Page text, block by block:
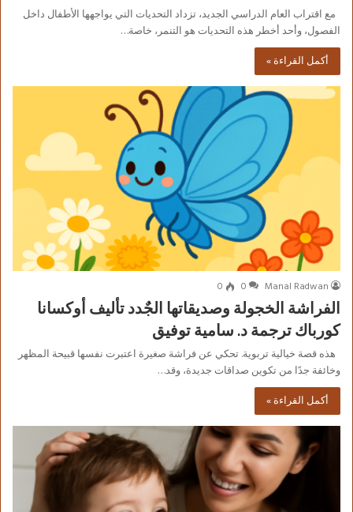
مع اقتراب العام الدراسي الجديد، تزداد التحديات التي يواجهها الأطفال داخل
الفصول، وأحد أخطر هذه التحديات هو التنمر، خاصة…
أكمل القراءة »
Manal Radwan
0
0
الفراشة الخجولة وصديقاتها الجٌدد تأليف أوكسانا
كورباك ترجمة د. سامية توفيق
هذه قصة خيالية تربوية. تحكي عن فراشة صغيرة اعتبرت نفسها قبيحة المظهر
وخائفة جدًا من تكوين صداقات جديدة، وقد…
أكمل القراءة »